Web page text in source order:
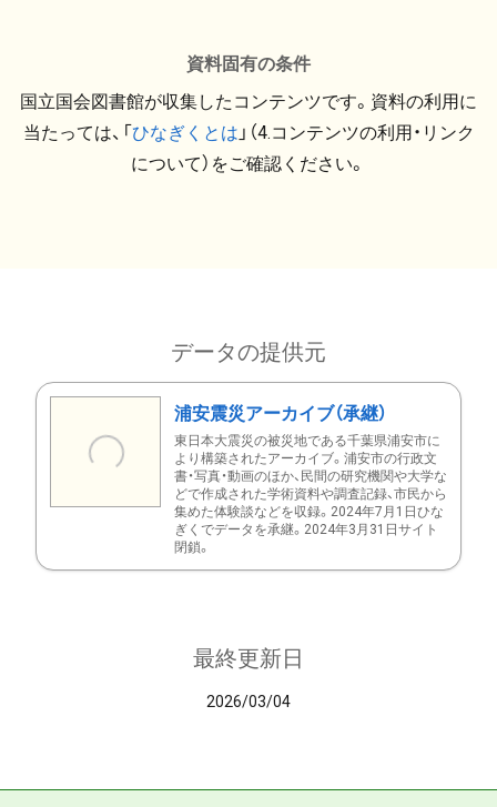
資料固有の条件
国立国会図書館が収集したコンテンツです。資料の利用に
当たっては、「ひなぎくとは 」（4.コンテンツの利用・リンク
について）をご確認ください。
データの提供元
浦安震災アーカイブ（承継）
東日本大震災の被災地である千葉県浦安市に
より構築されたアーカイブ。浦安市の行政文
書・写真・動画のほか、民間の研究機関や大学な
どで作成された学術資料や調査記録、市民から
集めた体験談などを収録。2024年7月1日ひな
ぎくでデータを承継。2024年3月31日サイト
閉鎖。
最終更新日
2026/03/04